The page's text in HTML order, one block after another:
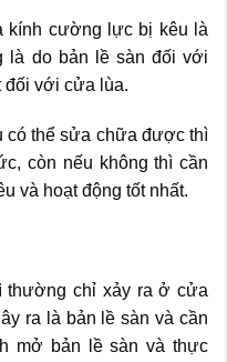
kính cường lực bị kêu là
là do bản lề sàn đối với
với cửa lùa.
có thể sửa chữa được thì
còn nếu không thì cần
và hoạt động tốt nhất.
thường chỉ xảy ra ở cửa
ra là bản lề sàn và cần
mở bản lề sàn và thực